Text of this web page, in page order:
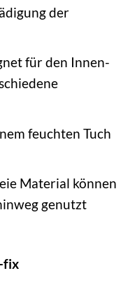
der
für den Innen-
feuchten Tuch
Material können
genutzt
fix